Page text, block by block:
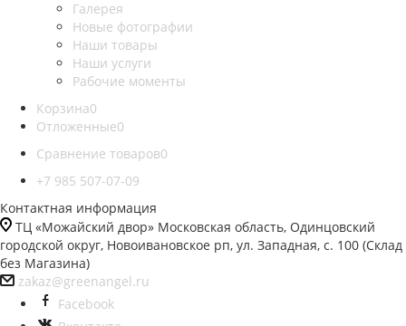
Галерея
Новые фотографии
Наши товары
Наши услуги
Рабочие моменты
Корзина0
Отложенные0
Сравнение товаров0
+7 985 507-07-09
Контактная информация
ТЦ «Можайский двор» Московская область, Одинцовский
городской округ, Новоивановское рп, ул. Западная, с. 100 (Склад
без Магазина)
zakaz@greenangel.ru
Facebook